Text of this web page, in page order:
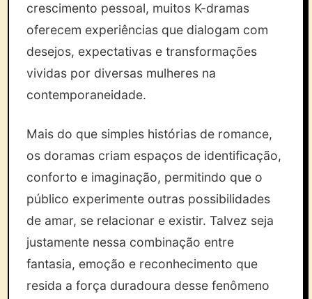
crescimento pessoal, muitos K-dramas
oferecem experiências que dialogam com
desejos, expectativas e transformações
vividas por diversas mulheres na
contemporaneidade.
Mais do que simples histórias de romance,
os doramas criam espaços de identificação,
conforto e imaginação, permitindo que o
público experimente outras possibilidades
de amar, se relacionar e existir. Talvez seja
justamente nessa combinação entre
fantasia, emoção e reconhecimento que
resida a força duradoura desse fenômeno